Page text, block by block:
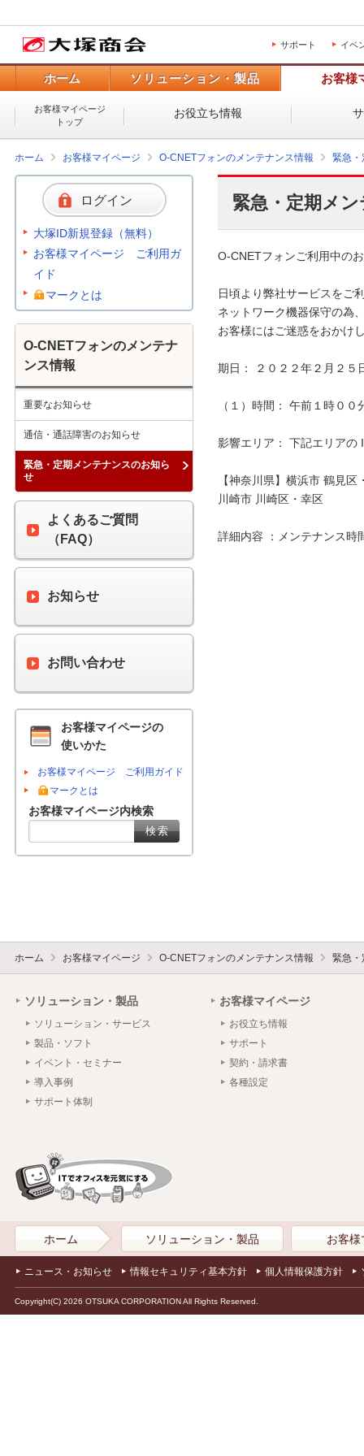
サポート イベ
ホーム ソリューション・製品 お客様
お客様マイページ
トップ
お役立ち情報
ホーム お客様マイページ O-CNETフォンのメンテナンス情報 緊急・
緊急・定期メ
O-CNETフォンご利用中の
日頃より弊社サービスをご
ネットワーク機器保守の為
お客様にはご迷惑をおかけ
期日： ２０２２年２月２５
（１）時間： 午前１時０
影響エリア： 下記エリアの
【神奈川県】横浜市 鶴見区
川崎市 川崎区・幸区
詳細内容 ：メンテナンス時
ログイン
大塚ID新規登録（無料）
お客様マイページ ご利用ガ
イド
マークとは
O-CNETフォンのメンテナ
ンス情報
重要なお知らせ
通信・通話障害のお知らせ
緊急・定期メンテナンスのお知ら
せ
よくあるご質問
（FAQ）
お知らせ
お問い合わせ
お客様マイページの
使いかた
お客様マイページ ご利用ガイド
マークとは
お客様マイページ内検索
ホーム お客様マイページ O-CNETフォンのメンテナンス情報 緊急・
ソリューション・製品
ソリューション・サービス
製品・ソフト
イベント・セミナー
導入事例
サポート体制
お客様マイページ
お役立ち情報
サポート
契約・請求書
各種設定
ホーム ソリューション・製品 お客様
ニュース・お知らせ 情報セキュリティ基本方針 個人情報保護方針
Copyright(C) 2026 OTSUKA CORPORATION All Rights Reserved.